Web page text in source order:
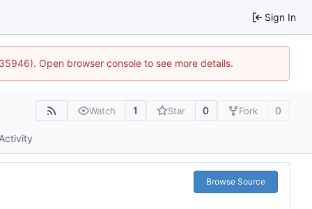
Sign In
Open browser console to see more details.
Watch 1 Star 0 Fork 0
Activity
Browse Source